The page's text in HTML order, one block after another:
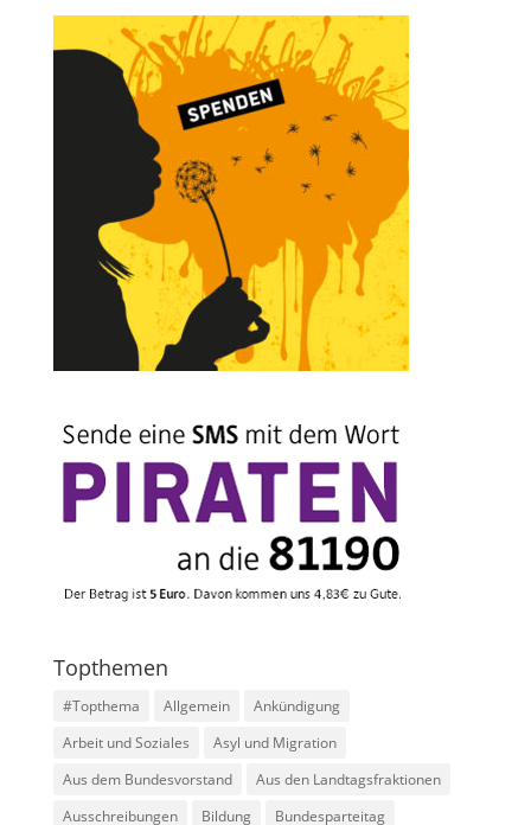
Topthemen
#Topthema Allgemein
Ankündigung
Arbeit und Soziales
Asyl und Migration
Aus dem Bundesvorstand
Aus den Landtagsfraktionen
Ausschreibungen
Bildung
Bundesparteitag